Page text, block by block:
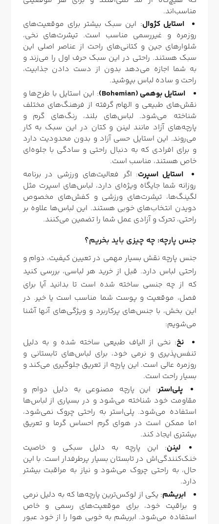
مناسب‌اند.
استایل کژوال: این سبک بیشتر برای موقعیت‌های
روزمره و غیررسمی مناسب است. تیشرت‌های نخی،
شلوارهای جین و کتانی‌های راحت از عناصر اصلی این
سبک هستند. راحتی در این سبک حرف اول را می‌زند و
به شما اجازه می‌دهد بدون از دست دادن جذابیت،
راحت و ساده لباس بپوشید.
استایل بوهمی (Bohemian)
: این استایل با طرح‌ها و
نقش‌های طبیعی و الهام گرفته از فرهنگ‌های مختلف
شناخته می‌شود. لباس‌های بلند، رنگ‌های گرم و
پارچه‌های آزاد مانند لینن و کتان در این سبک به کار
می‌روند. این استایل حسی آزاد و بدون محدودیت دارد
و برای افرادی که به دنبال راحتی و سادگی با جلوه‌ای
خاص هستند، مناسب است.
استایل اسپرت: اگر فعالیت‌های ورزشی در برنامه
روزانه شما جایگاه ویژه‌ای دارد، لباس‌های اسپرت مثل
لگینگ‌ها، تیشرت‌های ورزشی و کفش‌های مخصوص
دویدن انتخاب‌های خوبی هستند. این لباس‌ها علاوه بر
راحتی، تحرک و آزادی عمل شما را تضمین می‌کنند.
جنس پارچه: چه چیزی باید بخریم؟
جنس پارچه نقش بسیار مهمی در تعیین کیفیت، دوام و
راحتی لباس دارد. قبل از خرید هر لباسی، بررسی کنید
که از چه جنسی ساخته شده است تا بدانید آیا برای
فصل، موقعیت و پوست شما مناسب است یا خیر. در
این بخش، با جنس‌های پرکاربرد و ویژگی‌های آنها آشنا
می‌شویم:
نخ: نخی از الیاف طبیعی ساخته شده و به دلیل
تنفس‌پذیری و نرمی خود، برای لباس‌های تابستانی و
روزمره عالی است. این پارچه از تعریق جلوگیری می‌کند و
بسیار راحت است.
پلی‌استر: این پارچه مصنوعی به دلیل دوام و
مقاومت خود شناخته می‌شود و در بسیاری از لباس‌ها
استفاده می‌شود. پلی‌استر به راحتی چروک نمی‌شود،
اما ممکن است در هوای گرم احساس گرما و تعریق
بیشتری ایجاد کند.
لینن: این پارچه به دلیل سبکی و خاصیت
خنک‌کنندگی‌اش در تابستان بسیار پرطرفدار است. با این
حال، به راحتی چروک می‌شود و نیاز به مراقبت بیشتر
دارد.
ابریشم: یکی از لوکس‌ترین پارچه‌ها که به دلیل نرمی
و براقیت خود، برای موقعیت‌های رسمی و خاص
استفاده می‌شود. ابریشم به خوبی هوا را از خود عبور